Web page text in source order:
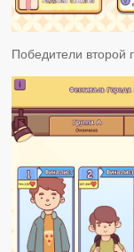
Победители второй